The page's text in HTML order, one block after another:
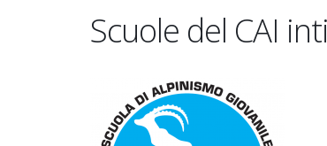
Scuole del CAI